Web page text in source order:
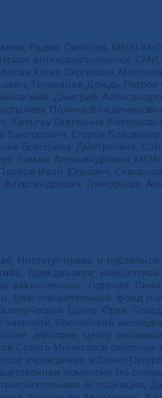
Радио Свобода, MEDIUM-
антикоррупционное
Юлия Сергеевна, Маетная
Телеканал Дождь,
Дмитрий
Полина
Екатерина
Егоров
Екатерина Дмитриевна,
Роман Александрович,
Иван Юрьевич,
Григорьева
Институт права и
Гражданская инициатива
заключенных, Горячая
Благотворительный фонд
Центр Юрия
Российский
действие, Центр
Министров северных
учреждение в Санкт-
комиссия по
ассоциация,